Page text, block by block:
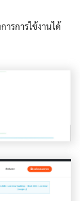
ารการใช้งานได้